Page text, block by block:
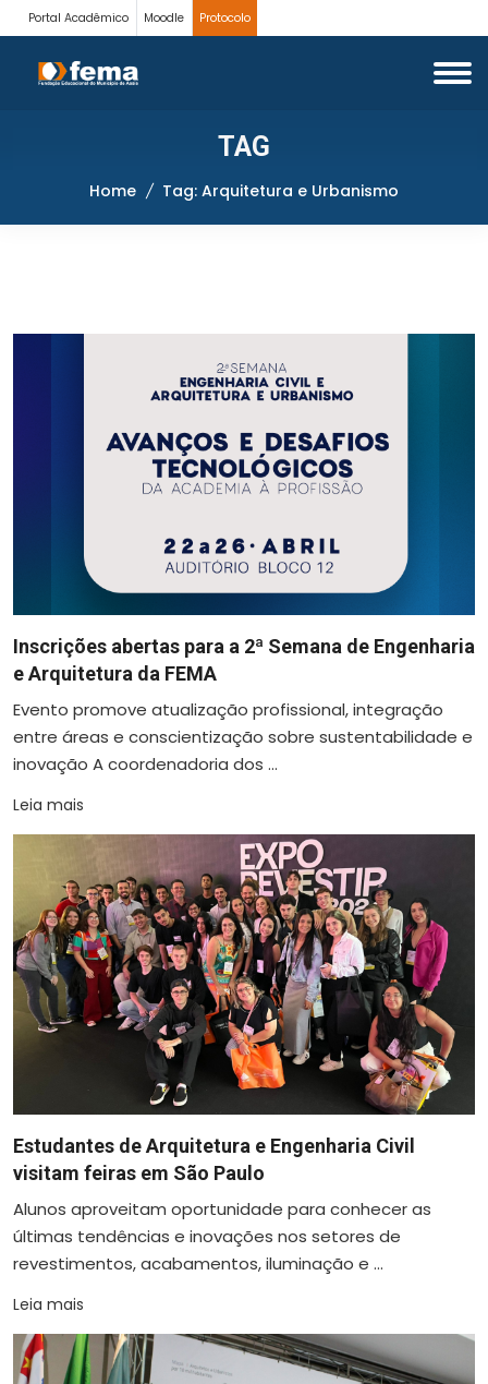
Portal Acadêmico Moodle Protocolo
TAG
Home Tag: Arquitetura e Urbanismo
Inscrições abertas para a 2ª Semana de Engenharia
e Arquitetura da FEMA
Evento promove atualização profissional, integração
entre áreas e conscientização sobre sustentabilidade e
inovação A coordenadoria dos ...
Leia mais
Estudantes de Arquitetura e Engenharia Civil
visitam feiras em São Paulo
Alunos aproveitam oportunidade para conhecer as
últimas tendências e inovações nos setores de
revestimentos, acabamentos, iluminação e ...
Leia mais